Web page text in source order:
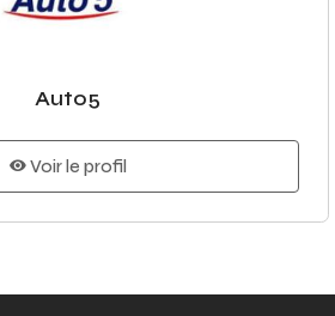
Auto5
Voir le profil